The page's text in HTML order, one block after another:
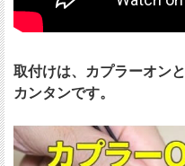
取付けは、カプラーオン
カンタンです。